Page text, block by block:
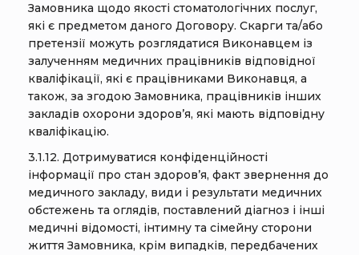
Замовника щодо якості стоматологічних послуг,
які є предметом даного Договору. Скарги та/або
претензії можуть розглядатися Виконавцем із
залученням медичних працівників відповідної
кваліфікації, які є працівниками Виконавця, а
також, за згодою Замовника, працівників інших
закладів охорони здоров’я, які мають відповідну
кваліфікацію.
3.1.12. Дотримуватися конфіденційності
інформації про стан здоров’я, факт звернення до
медичного закладу, види і результати медичних
обстежень та оглядів, поставлений діагноз і інші
медичні відомості, інтимну та сімейну сторони
життя Замовника, крім випадків, передбачених